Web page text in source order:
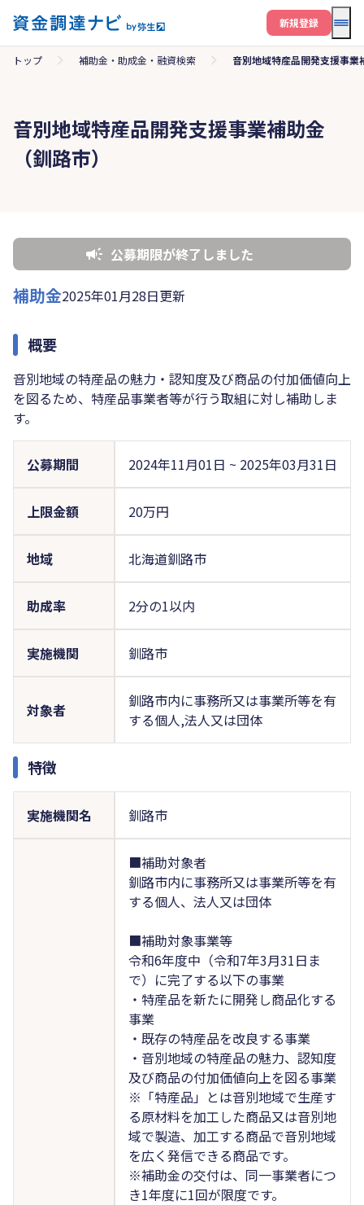
メ
新規登録
トップ 補助金・助成金・融資検索 音別地域特産品開発支援事業
音別地域特産品開発支援事業補助金
（釧路市）
公募期限が終了しました
補助金2025年01月28日更新
概要
音別地域の特産品の魅力・認知度及び商品の付加価値向上
を図るため、特産品事業者等が行う取組に対し補助しま
す。
公募期間 2024年11月01日 ~ 2025年03月31日
上限金額 20万円
地域 北海道釧路市
助成率 2分の1以内
実施機関 釧路市
対象者
釧路市内に事務所又は事業所等を有
する個人,法人又は団体
特徴
実施機関名 釧路市
■補助対象者
釧路市内に事務所又は事業所等を有
する個人、法人又は団体
■補助対象事業等
令和6年度中（令和7年3月31日ま
で）に完了する以下の事業
・特産品を新たに開発し商品化する
事業
・既存の特産品を改良する事業
・音別地域の特産品の魅力、認知度
及び商品の付加価値向上を図る事業
※「特産品」とは音別地域で生産す
る原材料を加工した商品又は音別地
域で製造、加工する商品で音別地域
を広く発信できる商品です。
※補助金の交付は、同一事業者につ
き1年度に1回が限度です。